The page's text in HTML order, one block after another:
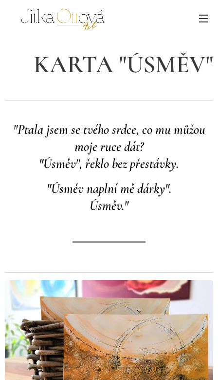
KARTA "ÚSMĚV"
"Ptala jsem se tvého srdce, co mu můžou
moje ruce dát?
"Úsměv", řeklo bez přestávky.
"Úsměv naplní mě dárky".
Úsměv."